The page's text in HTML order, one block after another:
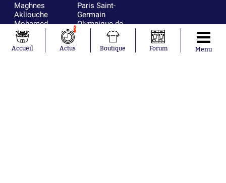
Maghnes
Akliouche
Mohamed
Salah
Lionel Messi
Ferrán Torres
Paris Saint-
Germain
Olympique de
Marseille
Real Madrid
FIFA
Accueil
5
Actus Boutique Forum Menu